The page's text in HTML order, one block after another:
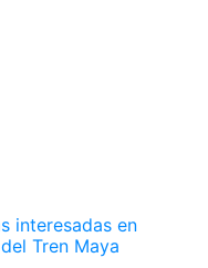
interesadas en
Tren Maya